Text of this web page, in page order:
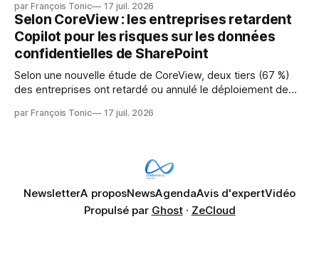
pression sur les usages et l'investissement. Cette pression
révèle un écart entre l'ambition et la préparation.
par François Tonic 17 juil. 2026
Selon CoreView : les entreprises retardent
Copilot pour les risques sur les données
confidentielles de SharePoint
Selon une nouvelle étude de CoreView, deux tiers (67 %)
des entreprises ont retardé ou annulé le déploiement de
données confidentielles de SharePoint. Les trois quarts (75
par François Tonic 17 juil. 2026
NewsletterA proposNewsAgendaAvis d'expertVidéo
Propulsé par Ghost· ZeCloud